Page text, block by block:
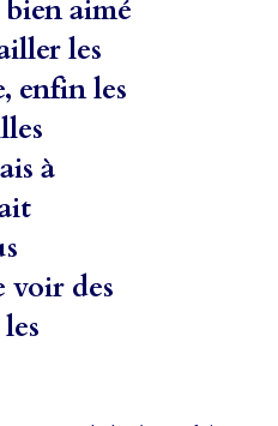
aimé
les
enfin les
à
voir des